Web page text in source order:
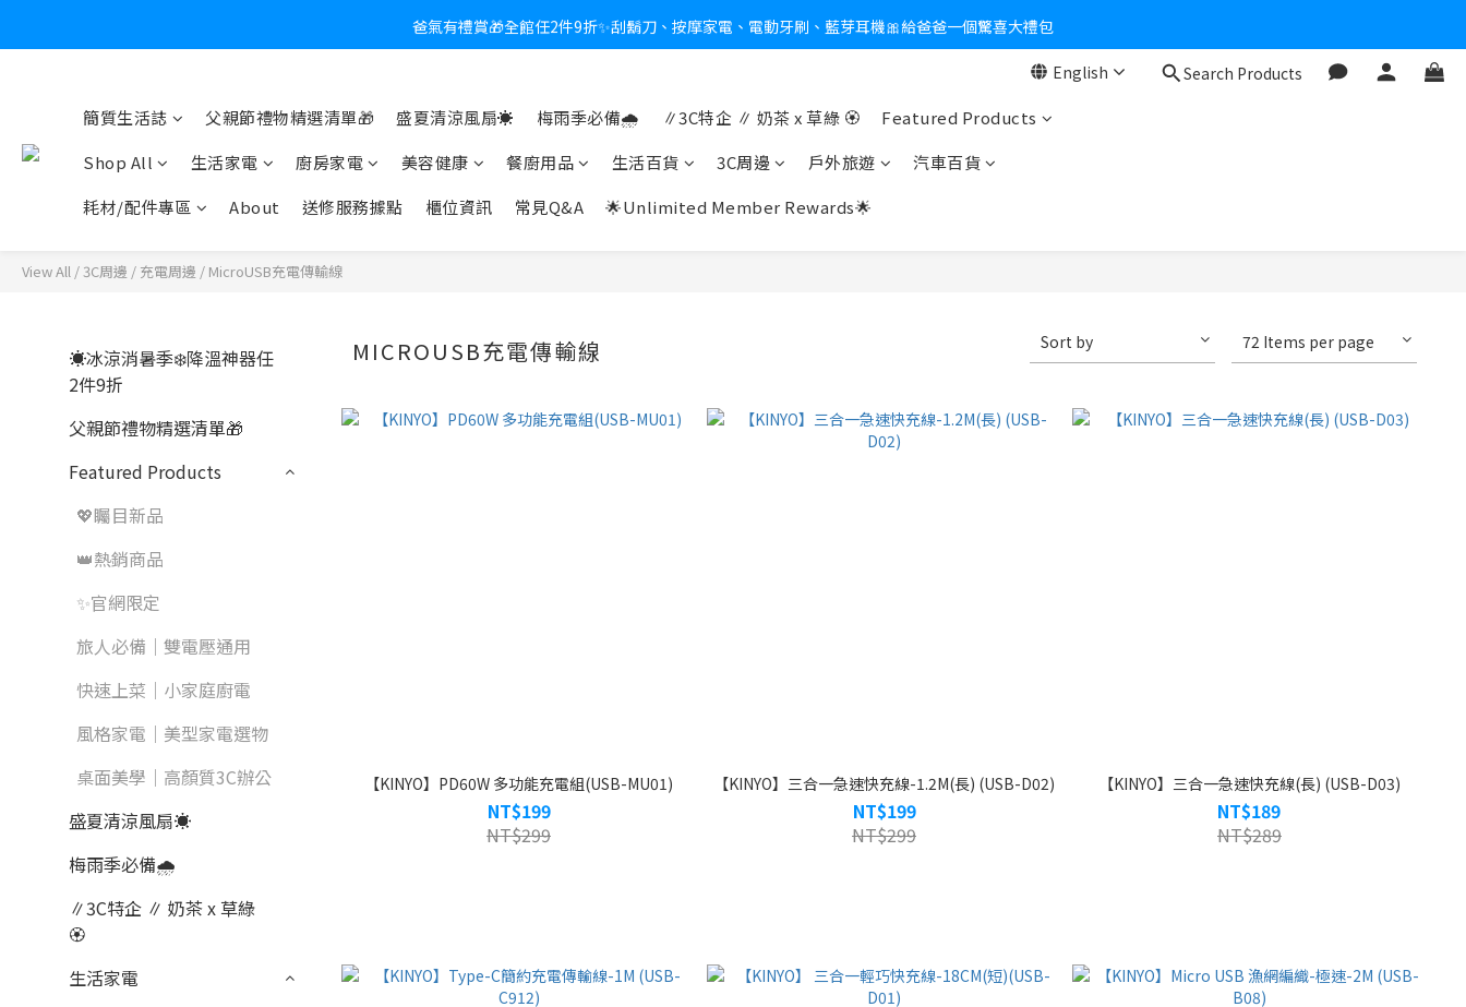
新會員送$100購物金✨再享消費回饋無極限
爸氣有禮賞🎁全館任2件9折✨刮鬍刀、按摩家電、電動牙刷、藍芽耳機🎀給爸爸一個驚喜大禮包
新會員送$100購物金✨再享消費回饋無極限
English Search Products
簡質生活誌 父親節禮物精選清單🎁 盛夏清涼風扇☀️ 梅雨季必備🌧️ ∥3C特企 ∥ 奶茶 x 草綠 🏵
Featured Products
Shop All
生活家電 廚房家電 美容健康 餐廚用品 生活百貨 3C周邊 戶外旅遊
汽車百貨
耗材/配件專區
About 送修服務據點 櫃位資訊 常見Q&A 🌟Unlimited Member Rewards🌟
View All /3C周邊 / 充電周邊 / MicroUSB充電傳輸線
☀️冰涼消暑季❄️降溫神器任
2件9折
父親節禮物精選清單🎁
Featured Products
💖矚目新品
👑熱銷商品
✨官網限定
旅人必備｜雙電壓通用
快速上菜｜小家庭廚電
風格家電｜美型家電選物
桌面美學｜高顏質3C辦公
盛夏清涼風扇☀️
梅雨季必備🌧️
∥3C特企 ∥ 奶茶 x 草綠
🏵
生活家電
MICROUSB充電傳輸線 Sort by 72 Items per page
【KINYO】PD60W 多功能充電組(USB-MU01)
NT$199
NT$299
【KINYO】三合一急速快充線-1.2M(長) (USB-D02)
NT$199
NT$299
【KINYO】三合一急速快充線(長) (USB-D03)
NT$189
NT$289